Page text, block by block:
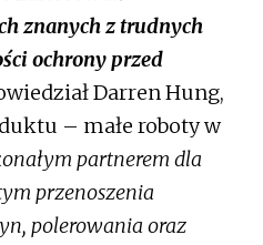
znanych z trudnych
ochrony przed
Darren Hung,
– małe roboty w
partnerem dla
przenoszenia
polerowania oraz